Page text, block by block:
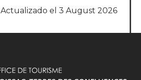
Actualizado el 3 August 2026